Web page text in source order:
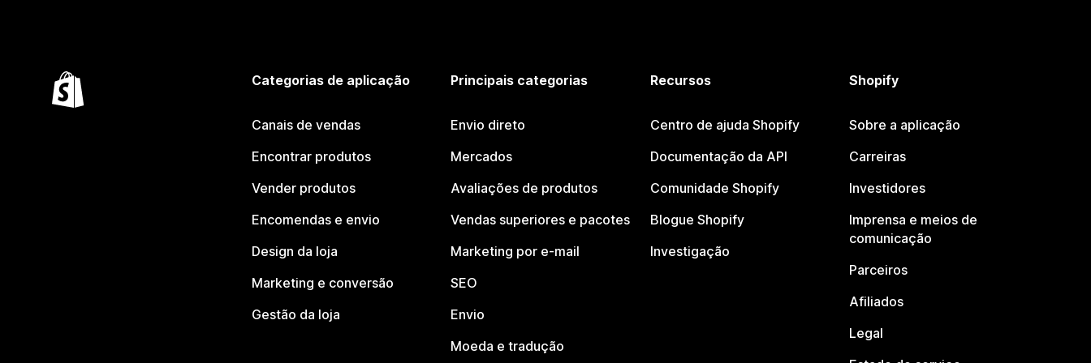
Categorias de aplicação
Canais de vendas
Encontrar produtos
Vender produtos
Encomendas e envio
Design da loja
Marketing e conversão
Gestão da loja
Principais categorias
Envio direto
Mercados
Avaliações de produtos
Vendas superiores e pacotes
Marketing por e-mail
SEO
Envio
Moeda e tradução
Recursos
Centro de ajuda Shopify
Documentação da API
Comunidade Shopify
Blogue Shopify
Investigação
Shopify
Sobre a aplicação
Carreiras
Investidores
Imprensa e meios de
comunicação
Parceiros
Afiliados
Legal